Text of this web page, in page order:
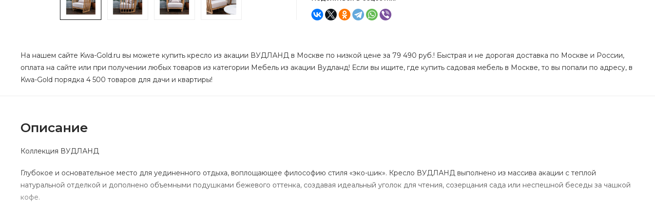
На нашем сайте Kwa-Gold.ru вы можете купить кресло из акации ВУДЛАНД в Москве по низкой цене за 79 490 руб.! Быстрая и не дорогая доставка по Москве и России,
оплата на сайте или при получении любых товаров из категории Мебель из акации Вудланд! Если вы ищите, где купить садовая мебель в Москве, то вы попали по адресу, в
Kwa-Gold порядка 4 500 товаров для дачи и квартиры!
Описание
Коллекция ВУДЛАНД
Глубокое и основательное место для уединенного отдыха, воплощающее философию стиля «эко-шик». Кресло ВУДЛАНД выполнено из массива акации с теплой
натуральной отделкой и дополнено объемными подушками бежевого оттенка, создавая идеальный уголок для чтения, созерцания сада или неспешной беседы за чашкой
кофе.